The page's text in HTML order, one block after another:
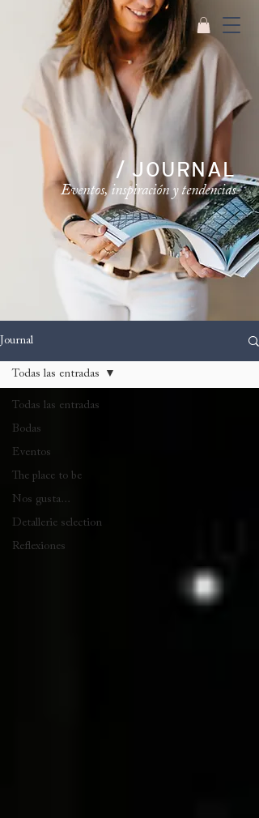
/ JOURNAL
Eventos, inspiración y tendencias
Journal
Todas las entradas
Bodas
Eventos
The place to be
Nos gusta...
Detallerie selection
Reflexiones
Todas las entradas